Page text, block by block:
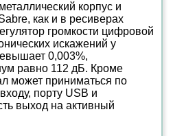
корпус и
как и в ресиверах
громкости цифровой
искажений у
0,003%,
равно 112 дБ. Кроме
может приниматься по
порту USB и
выход на активный